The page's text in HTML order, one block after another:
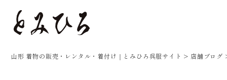
山形 着物の販売・レンタル・着付け｜とみひろ呉服サイト > 店舗ブログ